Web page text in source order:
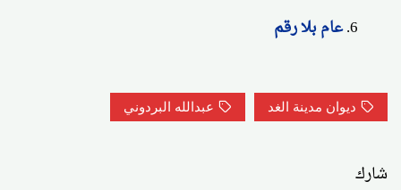
عام بلا رقم
ديوان مدينة الغد عبدالله البردوني
شارك